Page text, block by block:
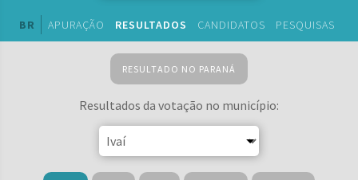
BR APURAÇÃO RESULTADOS CANDIDATOS PESQUISAS
RESULTADO NO PARANÁ
Resultados da votação no município: